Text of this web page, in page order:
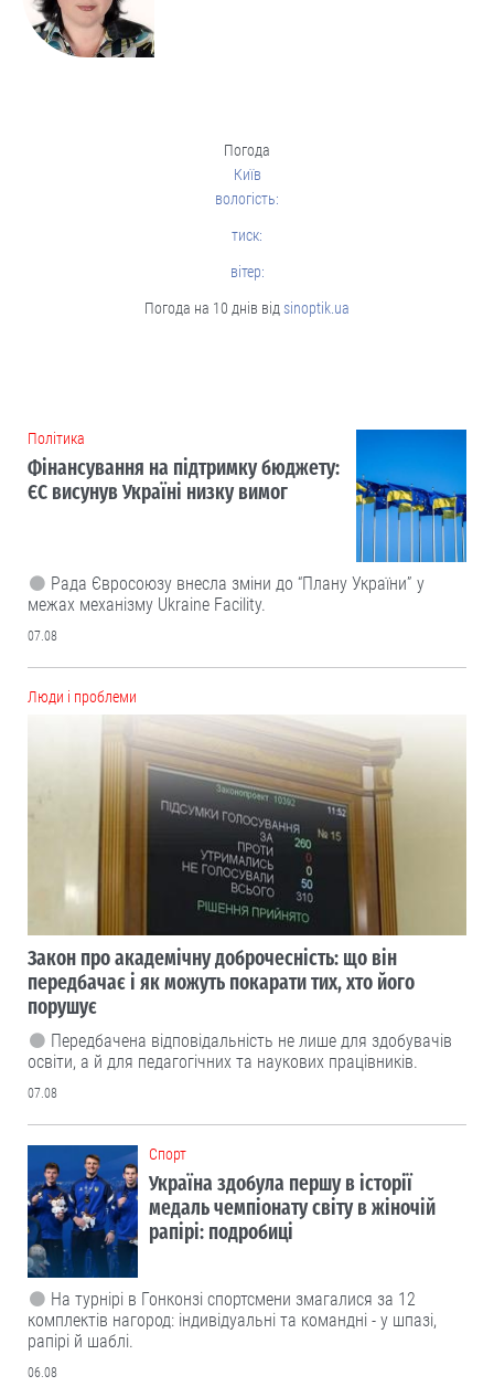
Погода
Київ
вологість:
тиск:
вітер:
Погода на 10 днів від sinoptik.ua
Політика
Фінансування на підтримку бюджету:
ЄС висунув Україні низку вимог
Рада Євросоюзу внесла зміни до “Плану України” у
межах механізму Ukraine Facility.
07.08
Люди і проблеми
Закон про академічну доброчесність: що він
передбачає і як можуть покарати тих, хто його
порушує
Передбачена відповідальність не лише для здобувачів
освіти, а й для педагогічних та наукових працівників.
07.08
Cпорт
Україна здобула першу в історії
медаль чемпіонату світу в жіночій
рапірі: подробиці
На турнірі в Гонконзі спортсмени змагалися за 12
комплектів нагород: індивідуальні та командні - у шпазі,
рапірі й шаблі.
06.08